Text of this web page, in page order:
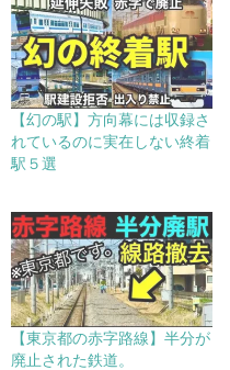
【幻の駅】方向幕には収録さ
れているのに実在しない終着
駅５選
【東京都の赤字路線】半分が
廃止された鉄道。